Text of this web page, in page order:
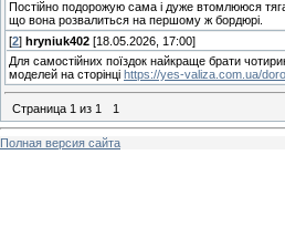
Постійно подорожую сама і дуже втомлююся
що вона розвалиться на першому ж бордюрі.
[2] hryniuk402 [18.05.2026, 17:00]
Для самостійних поїздок найкраще брати
моделей на сторінці https://yes-valiza.com.ua/
Страница 1 из 1 1
Полная версия сайта